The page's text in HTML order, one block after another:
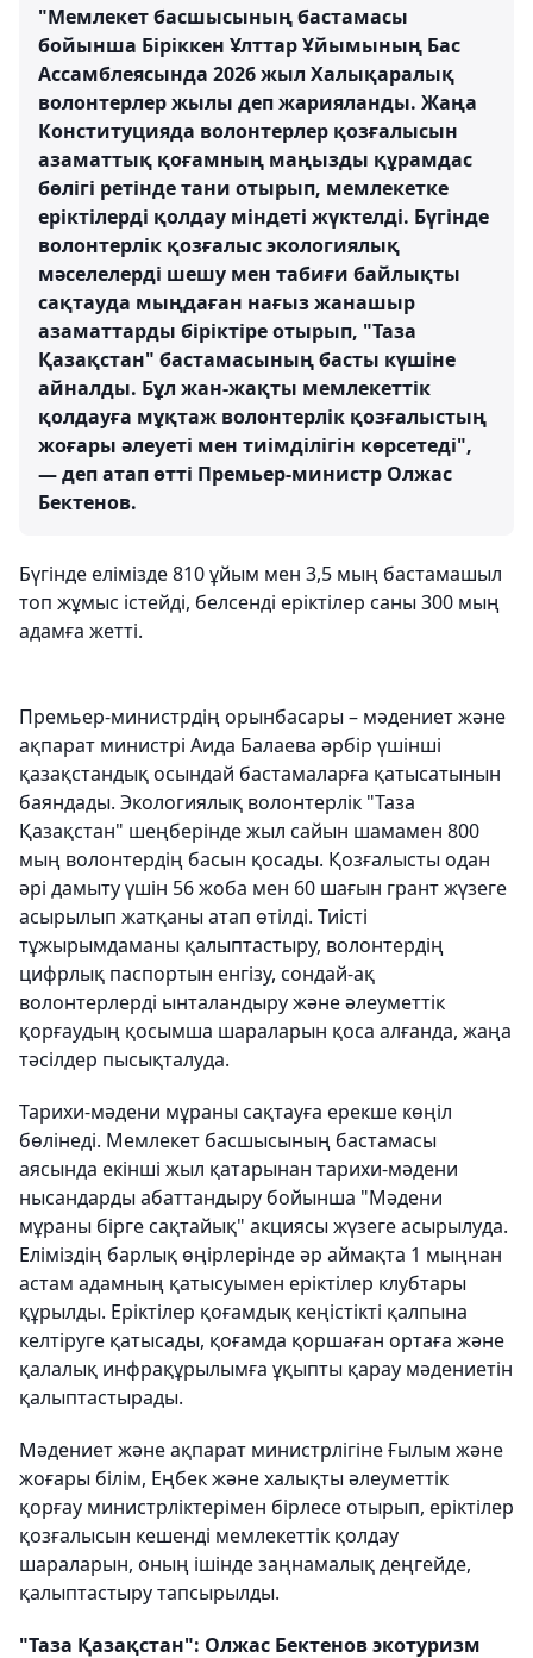
"Мемлекет басшысының бастамасы
бойынша Біріккен Ұлттар Ұйымының Бас
Ассамблеясында 2026 жыл Халықаралық
волонтерлер жылы деп жарияланды. Жаңа
Конституцияда волонтерлер қозғалысын
азаматтық қоғамның маңызды құрамдас
бөлігі ретінде тани отырып, мемлекетке
еріктілерді қолдау міндеті жүктелді. Бүгінде
волонтерлік қозғалыс экологиялық
мәселелерді шешу мен табиғи байлықты
сақтауда мыңдаған нағыз жанашыр
азаматтарды біріктіре отырып, "Таза
Қазақстан" бастамасының басты күшіне
айналды. Бұл жан-жақты мемлекеттік
қолдауға мұқтаж волонтерлік қозғалыстың
жоғары әлеуеті мен тиімділігін көрсетеді",
— деп атап өтті Премьер-министр Олжас
Бектенов.
Бүгінде елімізде 810 ұйым мен 3,5 мың бастамашыл
топ жұмыс істейді, белсенді еріктілер саны 300 мың
адамға жетті.
Премьер-министрдің орынбасары – мәдениет және
ақпарат министрі Аида Балаева әрбір үшінші
қазақстандық осындай бастамаларға қатысатынын
баяндады. Экологиялық волонтерлік "Таза
Қазақстан" шеңберінде жыл сайын шамамен 800
мың волонтердің басын қосады. Қозғалысты одан
әрі дамыту үшін 56 жоба мен 60 шағын грант жүзеге
асырылып жатқаны атап өтілді. Тиісті
тұжырымдаманы қалыптастыру, волонтердің
цифрлық паспортын енгізу, сондай-ақ
волонтерлерді ынталандыру және әлеуметтік
қорғаудың қосымша шараларын қоса алғанда, жаңа
тәсілдер пысықталуда.
Тарихи-мәдени мұраны сақтауға ерекше көңіл
бөлінеді. Мемлекет басшысының бастамасы
аясында екінші жыл қатарынан тарихи-мәдени
нысандарды абаттандыру бойынша "Мәдени
мұраны бірге сақтайық" акциясы жүзеге асырылуда.
Еліміздің барлық өңірлерінде әр аймақта 1 мыңнан
астам адамның қатысуымен еріктілер клубтары
құрылды. Еріктілер қоғамдық кеңістікті қалпына
келтіруге қатысады, қоғамда қоршаған ортаға және
қалалық инфрақұрылымға ұқыпты қарау мәдениетін
қалыптастырады.
Мәдениет және ақпарат министрлігіне Ғылым және
жоғары білім, Еңбек және халықты әлеуметтік
қорғау министрліктерімен бірлесе отырып, еріктілер
қозғалысын кешенді мемлекеттік қолдау
шараларын, оның ішінде заңнамалық деңгейде,
қалыптастыру тапсырылды.
"Таза Қазақстан": Олжас Бектенов экотуризм